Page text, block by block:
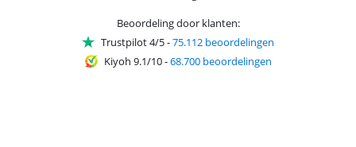
Beoordeling door klanten:
Trustpilot 4/5-75.112 beoordelingen
Kiyoh 9.1/10-68.700 beoordelingen